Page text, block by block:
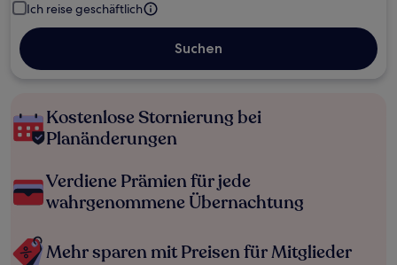
Ich reise geschäftlich
Suchen
Kostenlose Stornierung bei
Planänderungen
Verdiene Prämien für jede
wahrgenommene Übernachtung
Mehr sparen mit Preisen für Mitglieder